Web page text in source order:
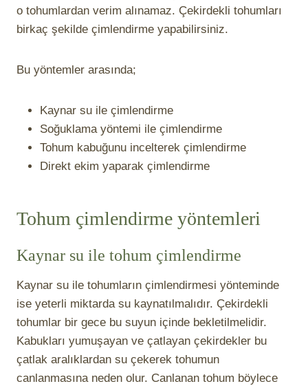
o tohumlardan verim alınamaz. Çekirdekli tohumları
birkaç şekilde çimlendirme yapabilirsiniz.
Bu yöntemler arasında;
Kaynar su ile çimlendirme
Soğuklama yöntemi ile çimlendirme
Tohum kabuğunu incelterek çimlendirme
Direkt ekim yaparak çimlendirme
Tohum çimlendirme yöntemleri
Kaynar su ile tohum çimlendirme
Kaynar su ile tohumların çimlendirmesi yönteminde
ise yeterli miktarda su kaynatılmalıdır. Çekirdekli
tohumlar bir gece bu suyun içinde bekletilmelidir.
Kabukları yumuşayan ve çatlayan çekirdekler bu
çatlak aralıklardan su çekerek tohumun
canlanmasına neden olur. Canlanan tohum böylece